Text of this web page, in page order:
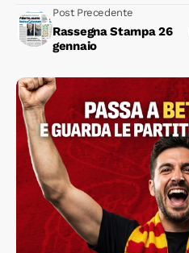
Post Precedente
Rassegna Stampa 26
gennaio